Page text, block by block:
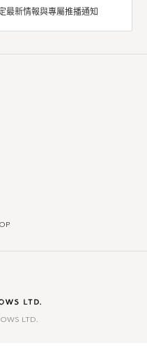
最新情報與專屬推播通知
LTD.